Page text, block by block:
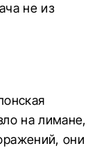
не из
на лимане,
они